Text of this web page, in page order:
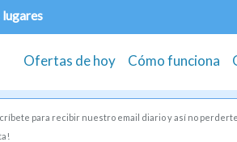
Ofertas de hoy Cómo funciona
para recibir nuestro email diario y así no